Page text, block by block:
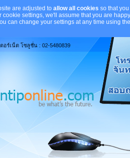
are adjusted to allow all cookies so that
settings, we'll assume that you are
can change your settings at any time using
ร์เน็ต โซลูชั่น : 02-5480839